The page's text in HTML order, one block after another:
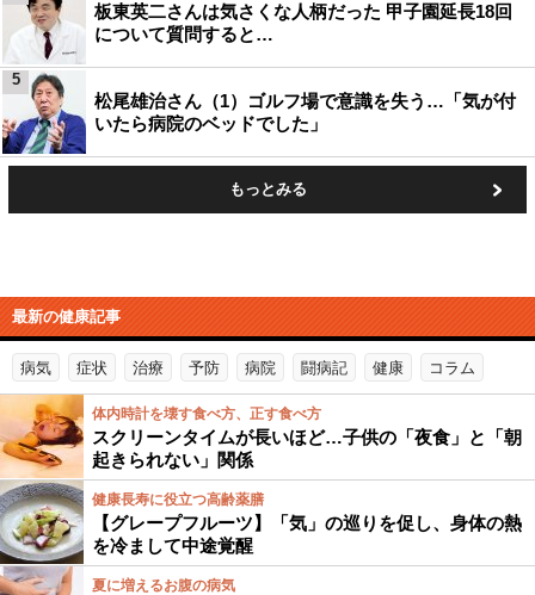
板東英二さんは気さくな人柄だった 甲子園延長18回
について質問すると…
松尾雄治さん（1）ゴルフ場で意識を失う…「気が付
いたら病院のベッドでした」
5
もっとみる
最新の健康記事
病気 症状 治療 予防 病院 闘病記 健康 コラム
体内時計を壊す食べ方、正す食べ方
スクリーンタイムが長いほど…子供の「夜食」と「朝
起きられない」関係
健康長寿に役立つ高齢薬膳
【グレープフルーツ】「気」の巡りを促し、身体の熱
を冷まして中途覚醒
夏に増えるお腹の病気